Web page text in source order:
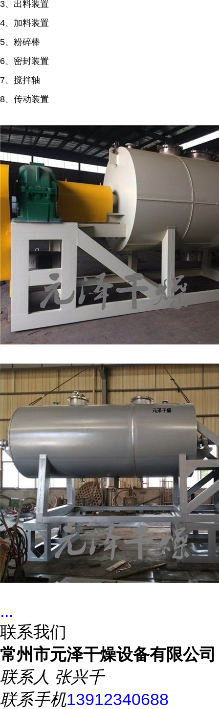
3、出料装置
4、加料装置
5、粉碎棒
6、密封装置
7、搅拌轴
8、传动装置
...
联系我们
常州市元泽干燥设备有限公司
联系人 张兴千
联系手机13912340688